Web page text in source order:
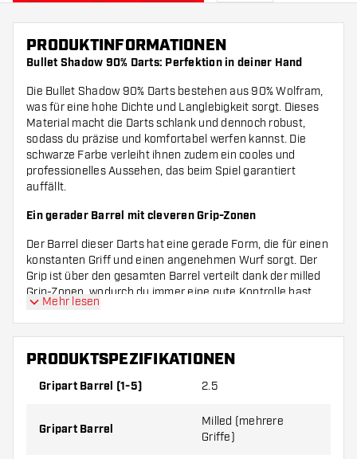
PRODUKTINFORMATIONEN
Bullet Shadow 90% Darts: Perfektion in deiner Hand
Die Bullet Shadow 90% Darts bestehen aus 90% Wolfram,
was für eine hohe Dichte und Langlebigkeit sorgt. Dieses
Material macht die Darts schlank und dennoch robust,
sodass du präzise und komfortabel werfen kannst. Die
schwarze Farbe verleiht ihnen zudem ein cooles und
professionelles Aussehen, das beim Spiel garantiert
auffällt.
Ein gerader Barrel mit cleveren Grip-Zonen
Der Barrel dieser Darts hat eine gerade Form, die für einen
konstanten Griff und einen angenehmen Wurf sorgt. Der
Grip ist über den gesamten Barrel verteilt dank der milled
Grip-Zonen, wodurch du immer eine gute Kontrolle hast,
egal wo du deine Finger platzierst. Die Grip-Bewertung von
3 bedeutet, dass der Grip genau richtig ist: nicht zu glatt,
aber auch nicht zu rau.
Perfekt ausbalanciert für optimale Leistung
bedeutet, dass der Schwerpunkt in der Mitte liegt. Das
sorgt für einen stabilen Flug und erleichtert die Kontrolle
deines Wurfs. Die Spitze des Barrels ist rund und hat
Mehr lesen
PRODUKTSPEZIFIKATIONEN
Gripart Barrel (1-5) 2.5
Gripart Barrel
Milled (mehrere
Griffe)